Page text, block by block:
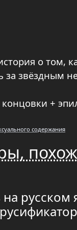
о том,
за звёздным
+
содержания
на